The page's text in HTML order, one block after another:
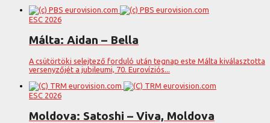
ESC 2026
Málta: Aidan – Bella
A csütörtöki selejtező forduló után tegnap este Málta kiválasztotta
versenyzőjét a jubileumi, 70. Eurovíziós...
ESC 2026
Moldova: Satoshi – Viva, Moldova